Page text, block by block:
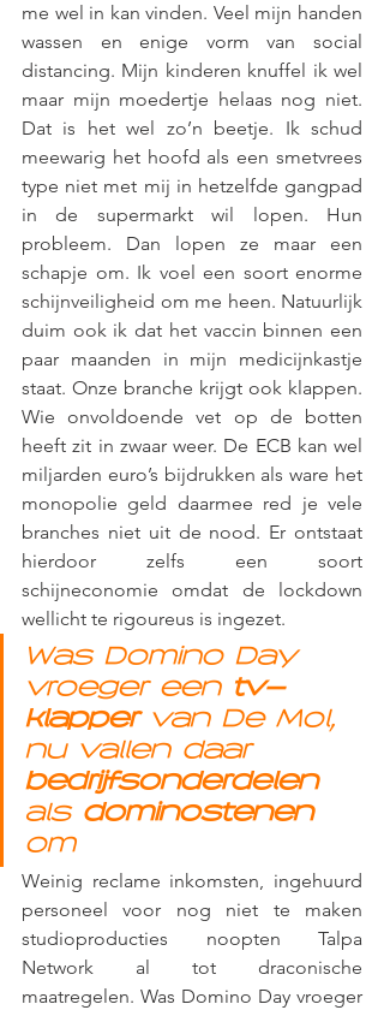
me wel in kan vinden. Veel mijn handen
wassen en enige vorm van social
distancing. Mijn kinderen knuffel ik wel
maar mijn moedertje helaas nog niet.
Dat is het wel zo’n beetje. Ik schud
meewarig het hoofd als een smetvrees
type niet met mij in hetzelfde gangpad
in de supermarkt wil lopen. Hun
probleem. Dan lopen ze maar een
schapje om. Ik voel een soort enorme
schijnveiligheid om me heen. Natuurlijk
duim ook ik dat het vaccin binnen een
paar maanden in mijn medicijnkastje
staat. Onze branche krijgt ook klappen.
Wie onvoldoende vet op de botten
heeft zit in zwaar weer. De ECB kan wel
miljarden euro’s bijdrukken als ware het
monopolie geld daarmee red je vele
branches niet uit de nood. Er ontstaat
hierdoor zelfs een soort
schijneconomie omdat de lockdown
wellicht te rigoureus is ingezet.
Was Domino Day
vroeger een tv-
klapper van De Mol,
nu vallen daar
bedrijfsonderdelen
als dominostenen
om
Weinig reclame inkomsten, ingehuurd
personeel voor nog niet te maken
studioproducties noopten Talpa
Network al tot draconische
maatregelen. Was Domino Day vroeger